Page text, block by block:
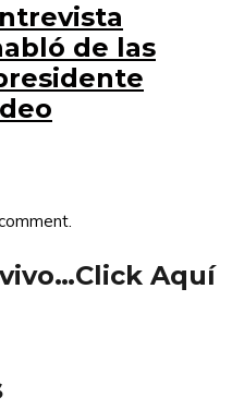
de las
Aquí